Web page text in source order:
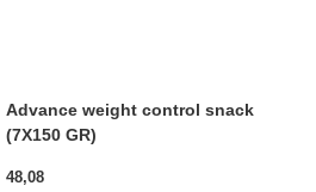
Advance weight control snack
(7X150 GR)
48,08